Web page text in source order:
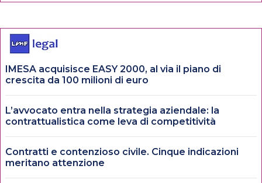
IMESA acquisisce EASY 2000, al via il piano di
crescita da 100 milioni di euro
L’avvocato entra nella strategia aziendale: la
contrattualistica come leva di competitività
Contratti e contenzioso civile. Cinque indicazioni
meritano attenzione